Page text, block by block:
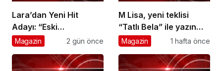
Lara’dan Yeni Hit
Adayı: “Eski
Numaralar” Yayında
Magazin 2 gün önce
M Lisa, yeni teklisi
“Tatlı Bela” ile yazın
ritmini belirlemeye
Magazin 1 hafta önce